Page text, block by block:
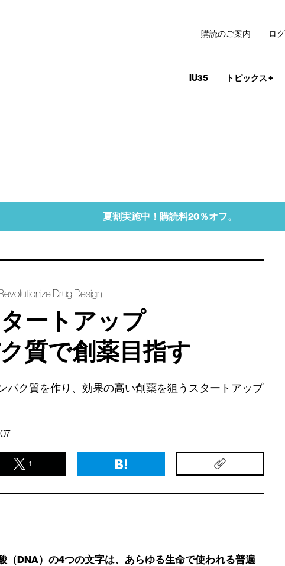
IU35 トピックス+
購読のご案内 ロ
夏割実施中！購読料20％オフ。
Drug Design
ートアップ
質で創薬目指す
パク質を作り、効果の高い創薬を狙うスタートアップ
1
（DNA）の4つの文字は、あらゆる生命で使われる普遍